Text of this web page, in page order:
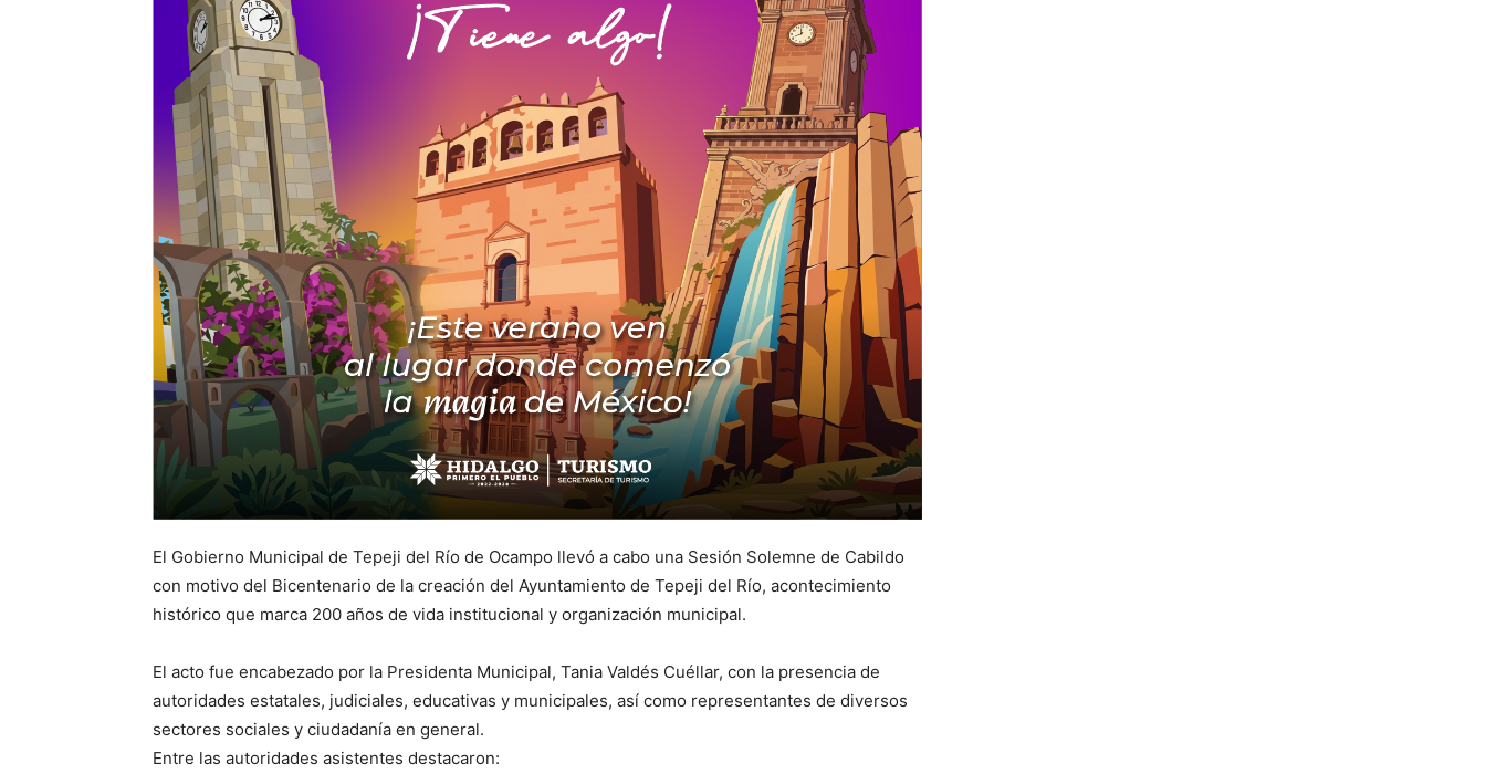
El Gobierno Municipal de Tepeji del Río de Ocampo llevó a cabo una Sesión Solemne de Cabildo
con motivo del Bicentenario de la creación del Ayuntamiento de Tepeji del Río, acontecimiento
histórico que marca 200 años de vida institucional y organización municipal.
El acto fue encabezado por la Presidenta Municipal, Tania Valdés Cuéllar, con la presencia de
autoridades estatales, judiciales, educativas y municipales, así como representantes de diversos
sectores sociales y ciudadanía en general.
Entre las autoridades asistentes destacaron: